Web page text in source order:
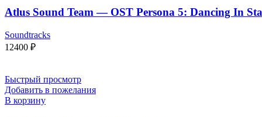
Atlus Sound Team — OST Persona 5: Dancing In
Soundtracks
12400 ₽
Быстрый просмотр
Добавить в пожелания
В корзину